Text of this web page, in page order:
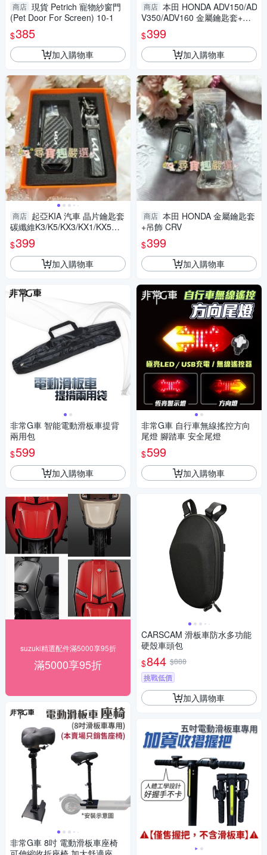
商店 現貨 Petrich 寵物紗窗門
(Pet Door For Screen) 10-1
$385
加入購物車
商店 起亞KIA 汽車 晶片鑰匙套
碳纖維K3/K5/KX3/KX1/KX5黑
金屬框/黑皮面K3/K5/KX3/KX1/
KX5銀金屬框/橘色皮革Sportag
$399
加入購物車
非常G車 智能電動滑板車提背
兩用包
$599
加入購物車
suzuki精選配件滿5000享95折
滿5000享95折
非常G車 8吋 電動滑板車座椅
商店 本田 HONDA ADV150/AD
V350/ADV160 金屬鑰匙套+吊
飾
$399
加入購物車
商店 本田 HONDA 金屬鑰匙套
+吊飾 CRV
$399
加入購物車
非常G車 自行車無線搖控方向
尾燈 腳踏車 安全尾燈
$599
加入購物車
CARSCAM 滑板車防水多功能
硬殼車頭包
$844 $888
挑戰低價
加入購物車